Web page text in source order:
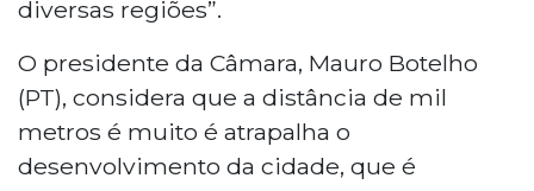
diversas regiões”.
O presidente da Câmara, Mauro Botelho
(PT), considera que a distância de mil
metros é muito é atrapalha o
desenvolvimento da cidade, que é